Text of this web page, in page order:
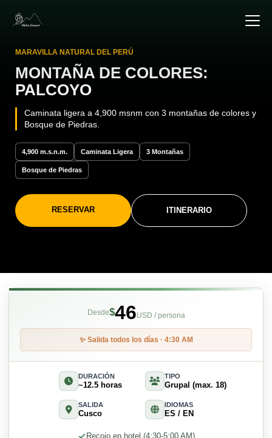
MARAVILLA NATURAL DEL PERÚ
MONTAÑA DE COLORES:
PALCOYO
Caminata ligera a 4,900 msnm con 3 montañas de colores y
Bosque de Piedras.
4,900 m.s.n.m. Caminata Ligera 3 Montañas
Bosque de Piedras
RESERVAR ITINERARIO
Desde$46USD / persona
✨ Salida todos los días · 4:30 AM
DURACIÓN
~12.5 horas
TIPO
Grupal (max. 18)
SALIDA
Cusco
IDIOMAS
ES / EN
Recojo en hotel (4:30-5:00 AM)